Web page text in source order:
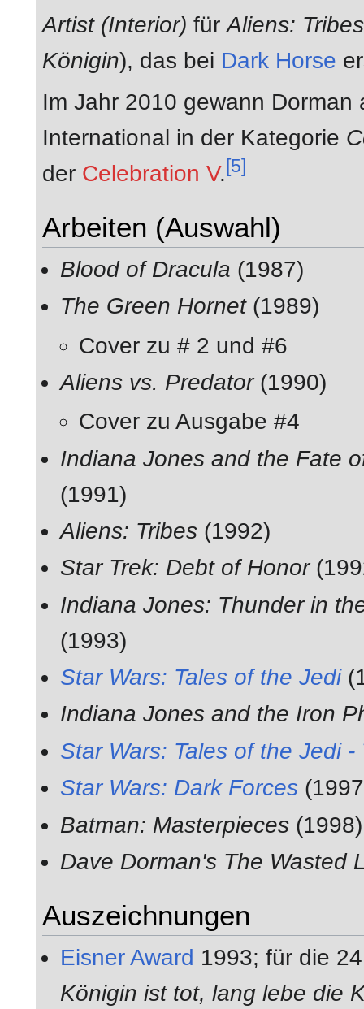
Artist (Interior) fürAliens: Tribes
Königin), das bei Dark Horse
Im Jahr 2010 gewann
International in der Kategorie
der Celebration V.[5]
Arbeiten (Auswahl)
Blood of Dracula (1987)
The Green Hornet(1989)
Cover zu # 2 und #6
Aliens vs. Predator(1990)
Cover zu Ausgabe #4
Indiana Jones and the Fate
(1991)
Aliens: Tribes (1992)
Star Trek: Debt of Honor
Indiana Jones: Thunder in
(1993)
Star Wars: Tales of the Jedi
Indiana Jones and the Iron
Star Wars: Tales of the Jedi
Star Wars: Dark Forces
Batman: Masterpieces (1998)
Dave Dorman's The Wasted
Auszeichnungen
Eisner Award 1993; für die
Königin ist tot, lang lebe die